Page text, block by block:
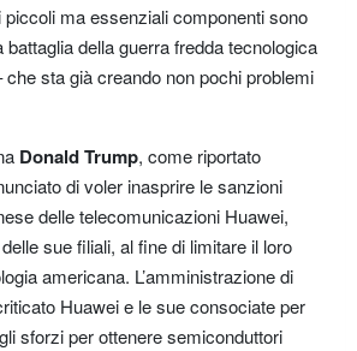
ma essenziali componenti sono
battaglia della guerra fredda tecnologica
sta già creando non pochi problemi
Donald Trump, come riportato
di voler inasprire le sanzioni
delle telecomunicazioni Huawei,
sue filiali, al fine di limitare il loro
americana. L’amministrazione di
Huawei e le sue consociate per
sforzi per ottenere semiconduttori